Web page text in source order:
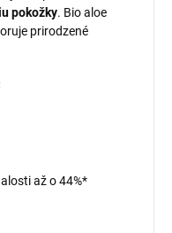
pokožky. Bio aloe
prirodzené
až o 44%*